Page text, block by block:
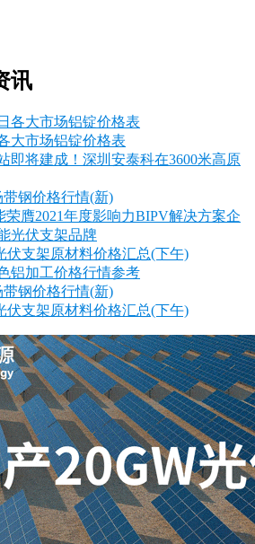
讯
大市场铝锭价格表
即将建成！深圳安泰科在3600米高原
带钢价格行情(新)
荣膺2021年度影响力BIPV解决方案企
光伏支架品牌
伏支架原材料价格汇总(下午)
铝加工价格行情参考
钢价格行情(新)
伏支架原材料价格汇总(下午)